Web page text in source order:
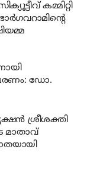
കമ്മിറ്റി
ഡോ.
ശ്രീശക്തി
മാതാവ്